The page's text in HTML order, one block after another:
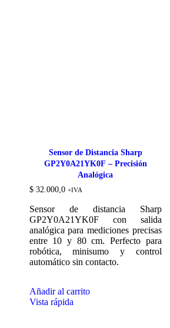
Sensor de Distancia Sharp
GP2Y0A21YK0F – Precisión
Analógica
$32.000,0 +IVA
Sensor de distancia Sharp
GP2Y0A21YK0F con salida
analógica para mediciones precisas
entre 10 y 80 cm. Perfecto para
robótica, minisumo y control
automático sin contacto.
Añadir al carrito
Vista rápida